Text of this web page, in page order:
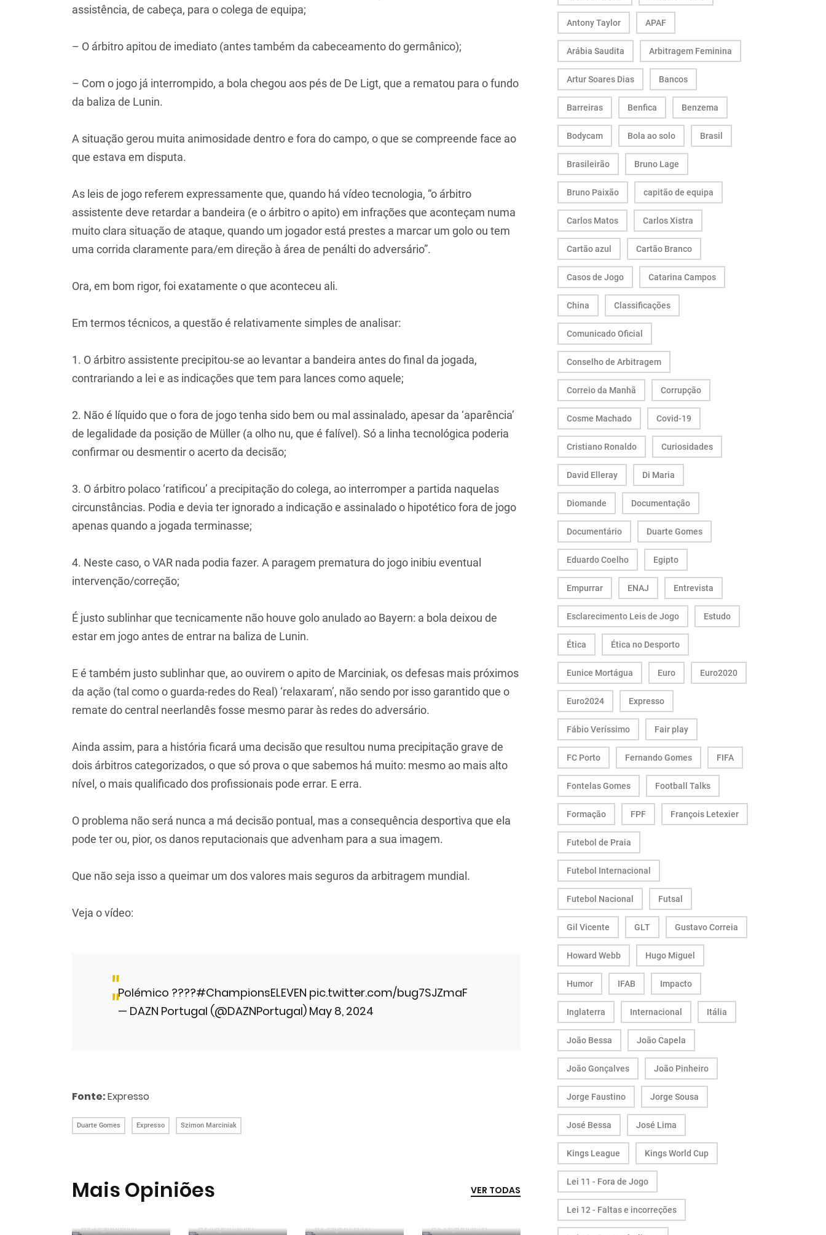
assistência, de cabeça, para o colega de equipa;
– O árbitro apitou de imediato (antes também da cabeceamento do germânico);
– Com o jogo já interrompido, a bola chegou aos pés de De Ligt, que a rematou para o fundo
da baliza de Lunin.
A situação gerou muita animosidade dentro e fora do campo, o que se compreende face ao
que estava em disputa.
As leis de jogo referem expressamente que, quando há vídeo tecnologia, “o árbitro
assistente deve retardar a bandeira (e o árbitro o apito) em infrações que aconteçam numa
muito clara situação de ataque, quando um jogador está prestes a marcar um golo ou tem
uma corrida claramente para/em direção à área de penálti do adversário”.
Ora, em bom rigor, foi exatamente o que aconteceu ali.
Em termos técnicos, a questão é relativamente simples de analisar:
1. O árbitro assistente precipitou-se ao levantar a bandeira antes do final da jogada,
contrariando a lei e as indicações que tem para lances como aquele;
2. Não é líquido que o fora de jogo tenha sido bem ou mal assinalado, apesar da ‘aparência’
de legalidade da posição de Müller (a olho nu, que é falível). Só a linha tecnológica poderia
confirmar ou desmentir o acerto da decisão;
3. O árbitro polaco ‘ratificou’ a precipitação do colega, ao interromper a partida naquelas
circunstâncias. Podia e devia ter ignorado a indicação e assinalado o hipotético fora de jogo
apenas quando a jogada terminasse;
4. Neste caso, o VAR nada podia fazer. A paragem prematura do jogo inibiu eventual
intervenção/correção;
É justo sublinhar que tecnicamente não houve golo anulado ao Bayern: a bola deixou de
estar em jogo antes de entrar na baliza de Lunin.
E é também justo sublinhar que, ao ouvirem o apito de Marciniak, os defesas mais próximos
da ação (tal como o guarda-redes do Real) ‘relaxaram’, não sendo por isso garantido que o
remate do central neerlandês fosse mesmo parar às redes do adversário.
Ainda assim, para a história ficará uma decisão que resultou numa precipitação grave de
dois árbitros categorizados, o que só prova o que sabemos há muito: mesmo ao mais alto
nível, o mais qualificado dos profissionais pode errar. E erra.
O problema não será nunca a má decisão pontual, mas a consequência desportiva que ela
pode ter ou, pior, os danos reputacionais que advenham para a sua imagem.
Que não seja isso a queimar um dos valores mais seguros da arbitragem mundial.
Veja o vídeo:
Polémico ????#ChampionsELEVEN pic.twitter.com/bug7SJZmaF
— DAZN Portugal (@DAZNPortugal) May 8, 2024
Fonte:Expresso
Duarte Gomes Expresso Szimon Marciniak
Mais Opiniões
VER TODAS
PorJorge Faustino PorJorge Faustino PorJorge Faustino PorJorge Faustino
Entre os
Antony Taylor APAF
Arábia Saudita Arbitragem Feminina
Artur Soares Dias Bancos
Barreiras Benfica Benzema
Bodycam Bola ao solo Brasil
Brasileirão Bruno Lage
Bruno Paixão capitão de equipa
Carlos Matos Carlos Xistra
Cartão azul Cartão Branco
Casos de Jogo Catarina Campos
China Classificações
Comunicado Oficial
Conselho de Arbitragem
Correio da Manhã Corrupção
Cosme Machado Covid-19
Cristiano Ronaldo Curiosidades
David Elleray Di Maria
Diomande Documentação
Documentário Duarte Gomes
Eduardo Coelho Egipto
Empurrar ENAJ Entrevista
Esclarecimento Leis de Jogo Estudo
Ética Ética no Desporto
Eunice Mortágua Euro Euro2020
Euro2024 Expresso
Fábio Veríssimo Fair play
FC Porto Fernando Gomes FIFA
Fontelas Gomes Football Talks
Formação FPF François Letexier
Futebol de Praia
Futebol Internacional
Futebol Nacional Futsal
Gil Vicente GLT Gustavo Correia
Howard Webb Hugo Miguel
Humor IFAB Impacto
Inglaterra Internacional Itália
João Bessa João Capela
João Gonçalves João Pinheiro
Jorge Faustino Jorge Sousa
José Bessa José Lima
Kings League Kings World Cup
Lei 11 - Fora de Jogo
Lei 12 - Faltas e incorreções